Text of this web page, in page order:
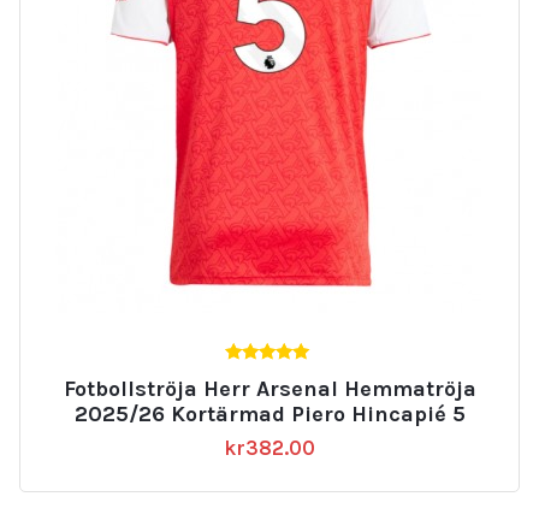
av 5
Fotbollströja Herr Arsenal Hemmatröja
2025/26 Kortärmad Piero Hincapié 5
kr382.00